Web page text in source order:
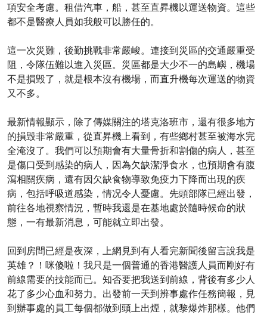
項安全考慮。租借汽車，船，甚至直昇機以運送物資。這些
都不是醫療人員如我般可以勝任的。
這一次災難，後勤挑戰非常嚴峻。連接到災區的交通嚴重受
阻，令隊伍難以進入災區。災區都是大少不一的島嶼，機場
不是損毁了，就是根本沒有機場，而直升機每次運送的物資
又不多。
最新情報顯示，除了傳媒關注的塔克洛班市，還有很多地方
的損毁非常嚴重，從直昇機上看到，有些鄉村甚至被海水完
全淹沒了。我們可以預期會有大量骨折和割傷的病人，甚至
是傷口受到感染的病人，因為欠缺潔淨食水，也預期會有腹
瀉相關疾病，還有因欠缺食物導致免疫力下降而出現的疾
病，包括呼吸道感染，情况令人憂慮。先頭部隊已經出發，
前往各地視察情況，暫時我還是在基地處於隨時候命的狀
態，一有最新消息，可能就立即出發。
回到房間已經是夜深，上網見到有人看完新聞後留言說我是
英雄？！咪傻啦！我只是一個普通的香港醫護人員而剛好有
前線需要的技能而已。知否要把我送到前線，背後有多少人
花了多少心血和努力。出發前一天到辨事處作任務簡報，見
到辦事處的員工每個都做到頭上出煙，就黎爆炸那樣。他們